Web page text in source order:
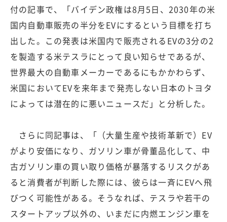
付の記事で、「バイデン政権は8月5日、2030年の米
国内自動車販売の半分をEVにするという目標を打ち
出した。この発表は米国内で販売されるEVの3分の2
を製造する米テスラにとって良い知らせであるが、
世界最大の自動車メーカーであるにもかかわらず、
米国においてEVを来年まで発売しない日本のトヨタ
によっては潜在的に悪いニュースだ」と分析した。
さらに同記事は、「（大量生産や技術革新で）EV
がより安価になり、ガソリン車が骨董品化して、中
古ガソリン車の買い取り価格が暴落するリスクがあ
ると消費者が判断した際には、彼らは一斉にEVへ飛
びつく可能性がある。そうなれば、テスラや若干の
スタートアップ以外の、いまだに内燃エンジン車を